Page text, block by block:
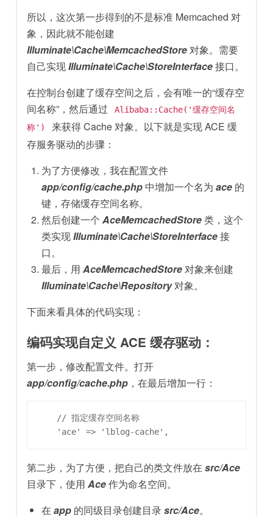
所以，这次第一步得到的不是标准 Memcached 对
象，因此就不能创建
Illuminate\Cache\MemcachedStore对象。需要
自己实现Illuminate\Cache\StoreInterface接口。
在控制台创建了缓存空间之后，会有唯一的“缓存空
间名称”，然后通过
Alibaba::Cache('缓存空间名
称')
来获得 Cache 对象。以下就是实现 ACE 缓
存服务驱动的步骤：
为了方便修改，我在配置文件
app/config/cache.php 中增加一个名为ace 的
键，存储缓存空间名称。
然后创建一个AceMemcachedStore类，这个
类实现Illuminate\Cache\StoreInterface接
口。
最后，用AceMemcachedStore对象来创建
Illuminate\Cache\Repository对象。
下面来看具体的代码实现：
编码实现自定义 ACE 缓存驱动：
第一步，修改配置文件。打开
app/config/cache.php ，在最后增加一行：
    // 指定缓存空间名称
第二步，为了方便，把自己的类文件放在src/Ace
目录下，使用Ace作为命名空间。
在app 的同级目录创建目录src/Ace。